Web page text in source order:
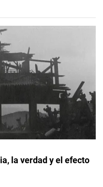
la verdad y el efecto